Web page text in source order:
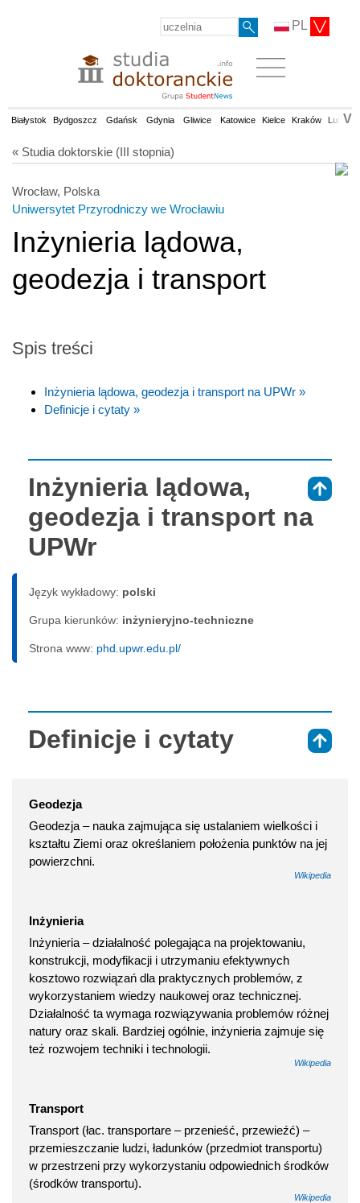
PL
Białystok Bydgoszcz Gdańsk Gdynia Gliwice Katowice Kielce Kraków Lublin
V
« Studia doktorskie (III stopnia)
Wrocław, Polska
Uniwersytet Przyrodniczy we Wrocławiu
Inżynieria lądowa,
geodezja i transport
Spis treści
Inżynieria lądowa, geodezja i transport na UPWr »
Definicje i cytaty »
Inżynieria lądowa,
geodezja i transport na
UPWr
Język wykładowy: polski
Grupa kierunków: inżynieryjno-techniczne
Strona www: phd.upwr.edu.pl/
Definicje i cytaty
Geodezja
Geodezja – nauka zajmująca się ustalaniem wielkości i
kształtu Ziemi oraz określaniem położenia punktów na jej
powierzchni.
Wikipedia
Inżynieria
Inżynieria – działalność polegająca na projektowaniu,
konstrukcji, modyfikacji i utrzymaniu efektywnych
kosztowo rozwiązań dla praktycznych problemów, z
wykorzystaniem wiedzy naukowej oraz technicznej.
Działalność ta wymaga rozwiązywania problemów różnej
natury oraz skali. Bardziej ogólnie, inżynieria zajmuje się
też rozwojem techniki i technologii.
Wikipedia
Transport
Transport (łac. transportare – przenieść, przewieźć) –
przemieszczanie ludzi, ładunków (przedmiot transportu)
w przestrzeni przy wykorzystaniu odpowiednich środków
(środków transportu).
Wikipedia